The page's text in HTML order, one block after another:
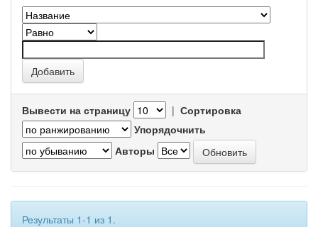
Вывести на страницу | Сортировка
Упорядочнить
Авторы
Результаты 1-1 из 1.